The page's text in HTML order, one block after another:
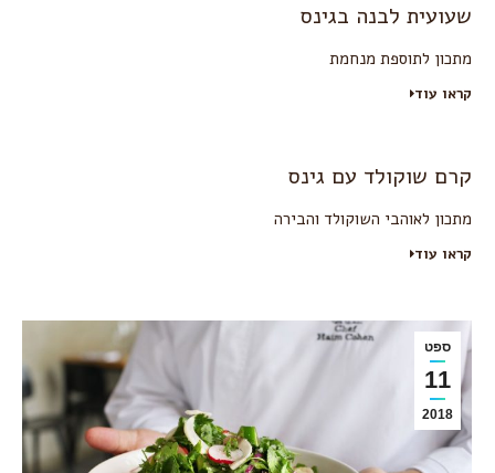
שעועית לבנה בגינס
מתכון לתוספת מנחמת
קראו עוד
קרם שוקולד עם גינס
מתכון לאוהבי השוקולד והבירה
קראו עוד
ספט
11
2018